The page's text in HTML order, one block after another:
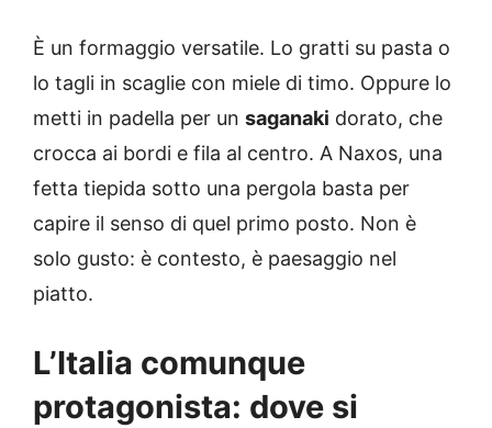
È un formaggio versatile. Lo gratti su pasta o
lo tagli in scaglie con miele di timo. Oppure lo
metti in padella per un saganaki dorato, che
crocca ai bordi e fila al centro. A Naxos, una
fetta tiepida sotto una pergola basta per
capire il senso di quel primo posto. Non è
solo gusto: è contesto, è paesaggio nel
piatto.
L’Italia comunque
protagonista: dove si